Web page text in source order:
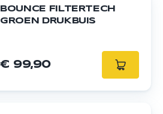
BOUNCE FILTERTECH
GROEN DRUKBUIS
€ 99,90